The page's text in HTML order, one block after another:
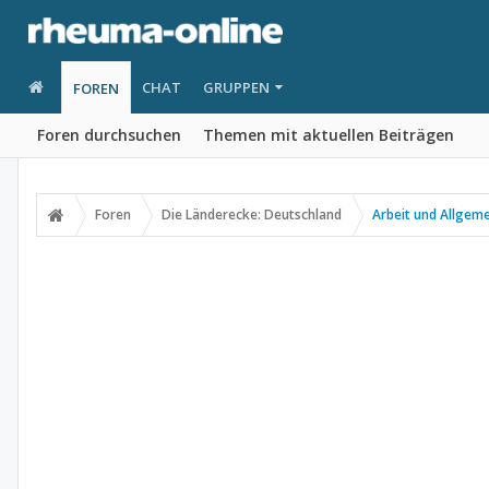
FOREN
Foren durchsuchen Themen mit aktuellen Beiträgen
CHAT GRUPPEN
Foren Die Länderecke: Deutschland Arbeit und